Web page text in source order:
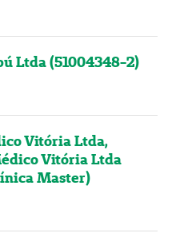
Ltda (51004348-2)
Vitória Ltda,
Vitória Ltda
Master)